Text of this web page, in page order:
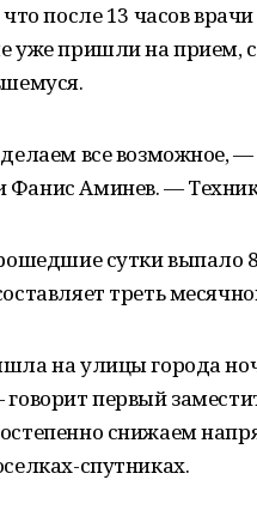
после 13 часов
уже пришли на прием,
все возможное, —
Аминев. —
сутки выпало
треть
на улицы города
первый
снижаем
спутниках.